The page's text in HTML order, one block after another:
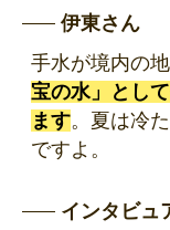
伊東さん
手水が境内の
宝の水」とし
ます。夏は冷
ですよ。
インタビュ